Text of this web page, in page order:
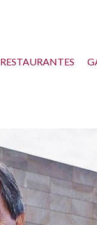
RESTAURANTES